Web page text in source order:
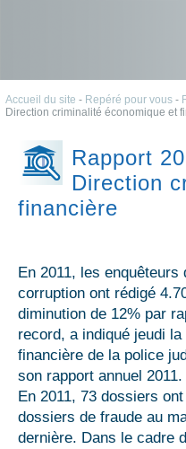
Accueil du site - Repéré pour vous -
Direction criminalité économique et
Rapport
Direction
financière
En 2011, les
corruption ont rédigé
diminution de 12% par
record, a indiqué jeudi
financière de la police
son rapport annuel 2011.
En 2011, 73 dossiers
dossiers de fraude au
dernière. Dans le cadre